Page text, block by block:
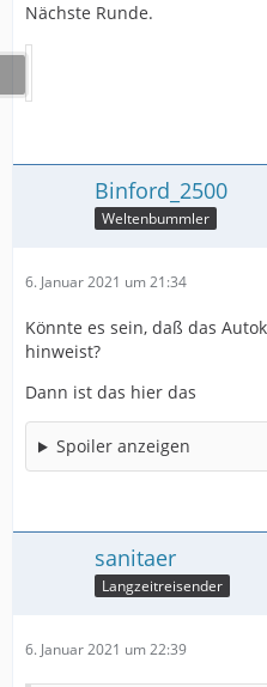
Nächste Runde.
Binford_2500
Weltenbummler
6. Januar 2021 um 21:34
Könnte es sein, daß das
hinweist?
Dann ist das hier das
Spoiler anzeigen
sanitaer
Langzeitreisender
6. Januar 2021 um 22:39